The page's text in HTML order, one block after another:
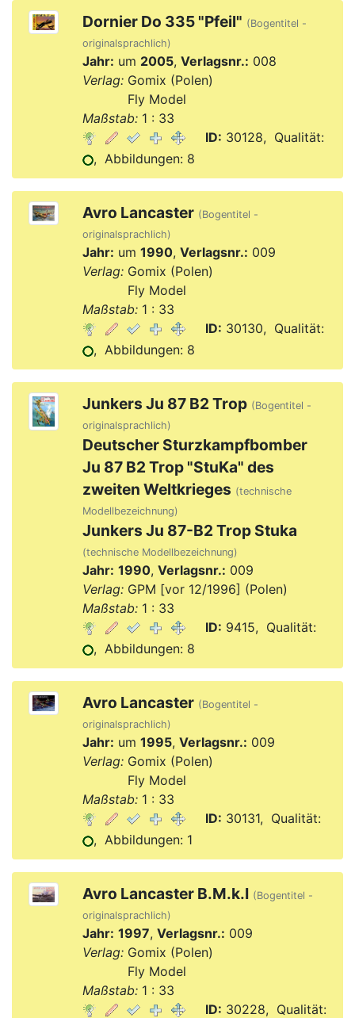
Dornier Do 335 "Pfeil" (Bogentitel -
originalsprachlich)
Jahr: um 2005, Verlagsnr.: 008
Verlag:Gomix (Polen)
Fly Model
Maßstab:1 : 33
ID: 30128, Qualität:
, Abbildungen: 8
Avro Lancaster (Bogentitel -
originalsprachlich)
Jahr: um 1990, Verlagsnr.: 009
Verlag:Gomix (Polen)
Fly Model
Maßstab:1 : 33
ID: 30130, Qualität:
, Abbildungen: 8
Junkers Ju 87 B2 Trop (Bogentitel -
originalsprachlich)
Deutscher Sturzkampfbomber
Ju 87 B2 Trop "StuKa" des
zweiten Weltkrieges (technische
Modellbezeichnung)
Junkers Ju 87-B2 Trop Stuka
(technische Modellbezeichnung)
Jahr: 1990, Verlagsnr.: 009
Verlag:GPM [vor 12/1996] (Polen)
Maßstab:1 : 33
ID: 9415, Qualität:
, Abbildungen: 8
Avro Lancaster (Bogentitel -
originalsprachlich)
Jahr: um 1995, Verlagsnr.: 009
Verlag:Gomix (Polen)
Fly Model
Maßstab:1 : 33
ID: 30131, Qualität:
, Abbildungen: 1
Avro Lancaster B.M.k.I (Bogentitel -
originalsprachlich)
Jahr: 1997, Verlagsnr.: 009
Verlag:Gomix (Polen)
Fly Model
Maßstab:1 : 33
ID: 30228, Qualität: